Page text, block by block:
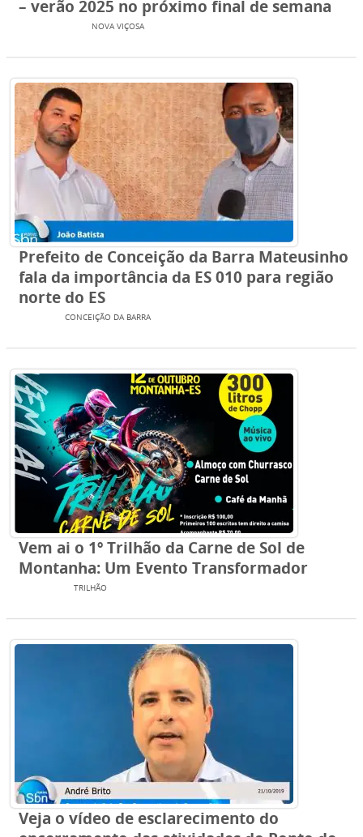
– verão 2025 no próximo final de semana
NOVA VIÇOSA
Prefeito de Conceição da Barra Mateusinho
fala da importância da ES 010 para região
norte do ES
CONCEIÇÃO DA BARRA
Vem ai o 1º Trilhão da Carne de Sol de
Montanha: Um Evento Transformador
TRILHÃO
Veja o vídeo de esclarecimento do